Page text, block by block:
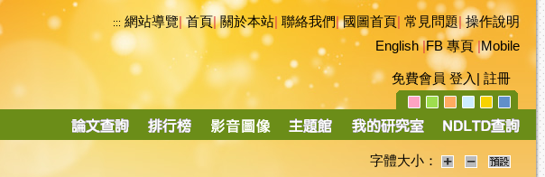
::: 網站導覽|首頁|關於本站 聯絡我們|國圖首頁 常見問題|操作說明
English|FB 專頁|Mobile
免費會員 登入 註冊
字體大小：